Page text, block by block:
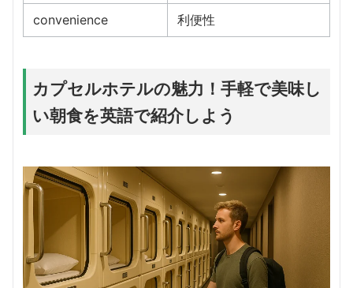
convenience 利便性
カプセルホテルの魅力！手軽で美味し
い朝食を英語で紹介しよう